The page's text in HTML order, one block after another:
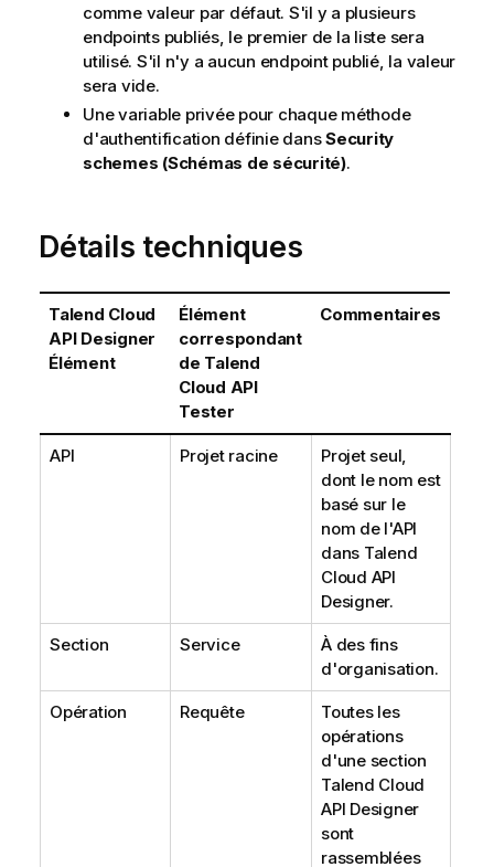
comme valeur par défaut. S'il y a plusieurs
endpoints publiés, le premier de la liste sera
utilisé. S'il n'y a aucun endpoint publié, la valeur
sera vide.
Une variable privée pour chaque méthode
d'authentification définie dansSecurity
schemes (Schémas de sécurité).
Détails techniques
Talend Cloud
API Designer
Élément
Élément
correspondant
de Talend
Cloud API
Tester
Commentaires
API Projet racine
Projet seul,
dont le nom est
basé sur le
nom de l'API
dans Talend
Cloud API
Designer.
Section Service
À des fins
d'organisation.
Opération Requête
Toutes les
opérations
d'une section
Talend Cloud
API Designer
sont
rassemblées